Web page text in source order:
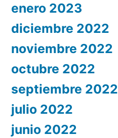
enero 2023
diciembre 2022
noviembre 2022
octubre 2022
septiembre 2022
julio 2022
junio 2022